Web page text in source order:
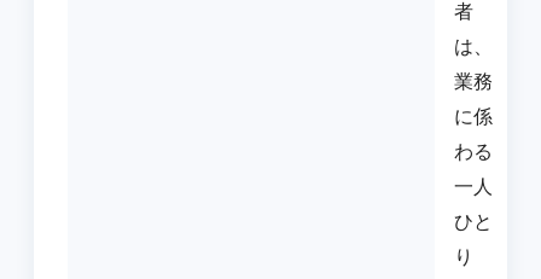
者
は、
業務
に係
わる
一人
ひと
り